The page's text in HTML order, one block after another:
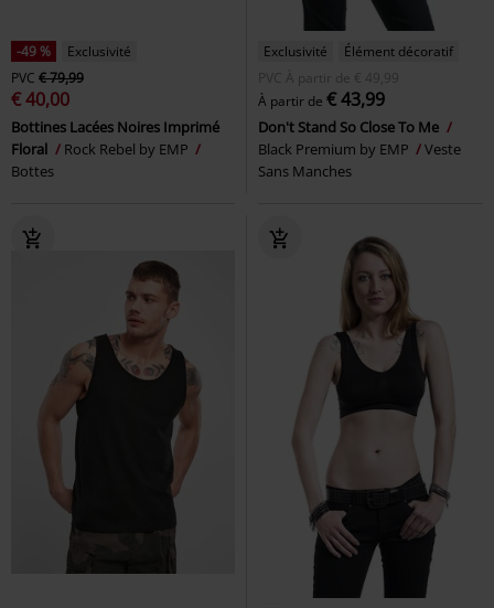
-49 %
Exclusivité
PVC € 79,99
€ 40,00
Bottines Lacées Noires Imprimé
Floral
Rock Rebel by EMP
Bottes
Exclusivité
Élément décoratif
PVC
À partir de € 49,99
À partir de € 43,99
Don't Stand So Close To Me
Black Premium by EMP
Veste
Sans Manches